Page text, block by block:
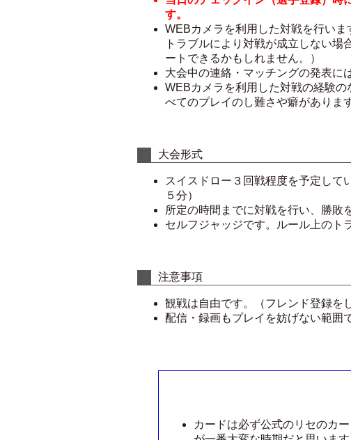
す。
WEBカメラを利用した対戦を行い
トラブルにより対戦が成立しない
ートできるかもしれません。）
大会中の連絡・マッチングの発表に
WEBカメラを利用した対戦の経験
べてのプレイのし難さや癖がありま
大会形式
スイスドロー３回戦程度を予定して
５分）
所定の時間までに対戦を行い、勝敗
セルフジャッジです。ルール上のト
注意事項
観戦は自由です。（フレンド登録を
配信・録画もプレイを妨げない範囲
カードは必ず公式のリセのカ